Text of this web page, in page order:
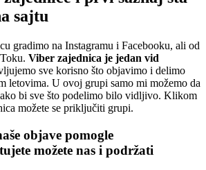
sajtu
gradimo na Instagramu i Facebooku, ali od
Viber zajednica je jedan vid
sve korisno što objavimo i delimo
letovima. U ovoj grupi samo mi možemo da
bi sve što podelimo bilo vidljivo. Klikom
možete se priključiti grupi.
objave pomogle
možete nas i podržati